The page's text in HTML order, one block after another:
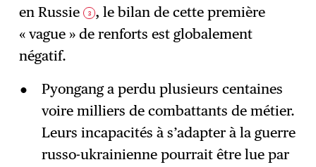
en Russie 3 , le bilan de cette première
« vague » de renforts est globalement
négatif.
Pyongang a perdu plusieurs centaines
voire milliers de combattants de métier.
Leurs incapacités à s’adapter à la guerre
russo-ukrainienne pourrait être lue par